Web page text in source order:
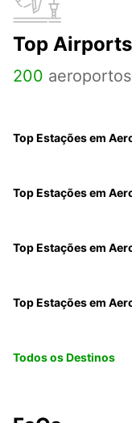
Top Airports
200
Top Estações em
Top Estações em
Top Estações em
Top Estações em
Todos os Destinos